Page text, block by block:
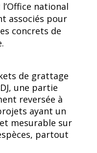
l’Office national
associés pour
concrets de
de grattage
une partie
reversée à
ayant un
mesurable sur
partout